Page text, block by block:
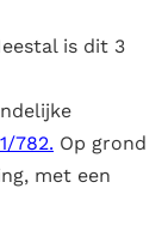
is dit 3
782. Op grond
met een